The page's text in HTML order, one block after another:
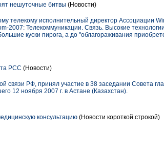
нешуточные битвы (Новости)
телекому исполнительный директор Ассоциации
2007: Телекоммуникации. Связь. Высокие
куски пирога, а до "облагораживания
РСС (Новости)
РФ, принял участие в 38 заседании Совета
12 ноября 2007 г. в Астане (Казахстан).
консультацию (Новости короткой строкой)